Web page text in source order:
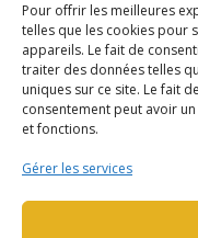
Pour offrir les meilleures
telles que les cookies pour
appareils. Le fait de
traiter des données telles
uniques sur ce site. Le fait
consentement peut avoir
et fonctions.
Gérer les services
YALE